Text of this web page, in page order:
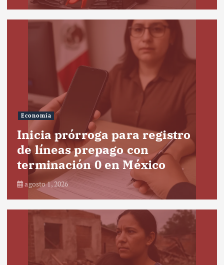
Economía
Inicia prórroga para registro
de líneas prepago con
terminación 0 en México
agosto 1, 2026